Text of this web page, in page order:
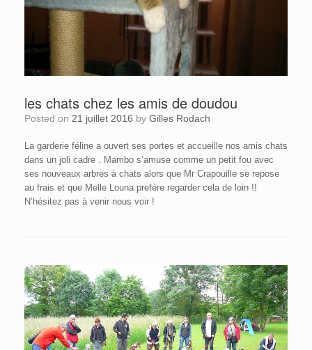
les chats chez les amis de doudou
Posted on 21 juillet 2016 by Gilles Rodach
La garderie féline a ouvert ses portes et accueille nos amis chats
dans un joli cadre . Mambo s’amuse comme un petit fou avec
ses nouveaux arbres à chats alors que Mr Crapouille se repose
au frais et que Melle Louna prefère regarder cela de loin !!
N’hésitez pas à venir nous voir !